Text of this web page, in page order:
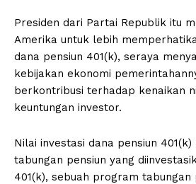
Presiden dari Partai Republik itu
Amerika untuk lebih
dana pensiun 401(k), seraya
kebijakan ekonomi
berkontribusi terhadap kenaikan
keuntungan investor.
Nilai investasi dana pensiun
tabungan pensiun yang
401(k), sebuah program tabungan